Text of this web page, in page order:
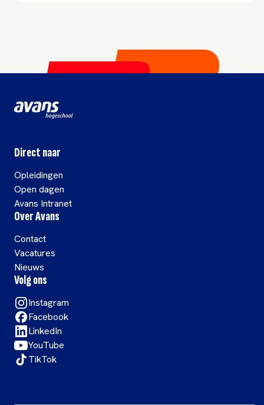
Direct naar
Opleidingen
Open dagen
Avans Intranet
Over Avans
Contact
Vacatures
Nieuws
Volg ons
Instagram
Facebook
LinkedIn
YouTube
TikTok